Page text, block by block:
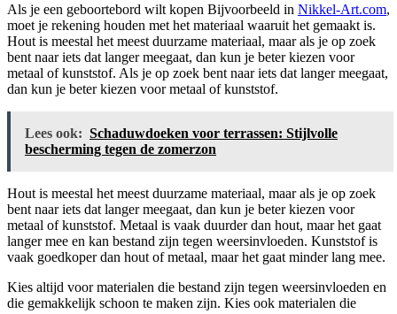
Als je een geboortebord wilt kopen Bijvoorbeeld in Nikkel-Art.com,
moet je rekening houden met het materiaal waaruit het gemaakt is.
Hout is meestal het meest duurzame materiaal, maar als je op zoek
bent naar iets dat langer meegaat, dan kun je beter kiezen voor
metaal of kunststof. Als je op zoek bent naar iets dat langer meegaat,
dan kun je beter kiezen voor metaal of kunststof.
Lees ook: Schaduwdoeken voor terrassen: Stijlvolle
bescherming tegen de zomerzon
Hout is meestal het meest duurzame materiaal, maar als je op zoek
bent naar iets dat langer meegaat, dan kun je beter kiezen voor
metaal of kunststof. Metaal is vaak duurder dan hout, maar het gaat
langer mee en kan bestand zijn tegen weersinvloeden. Kunststof is
vaak goedkoper dan hout of metaal, maar het gaat minder lang mee.
Kies altijd voor materialen die bestand zijn tegen weersinvloeden en
die gemakkelijk schoon te maken zijn. Kies ook materialen die